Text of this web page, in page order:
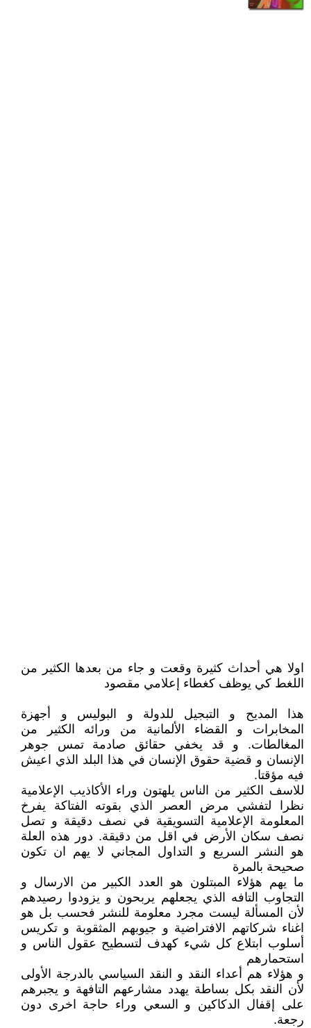
اولا هي أحداث كثيرة وقعت و جاء من بعدها الكثير من
اللغط كي يوظف كغطاء إعلامي مقصود
هذا المديح و التبجيل للدولة و البوليس و أجهزة
المخابرات و القضاء الألمانية من ورائه الكثير من
المغالطات. و قد يخفي حقائق صادمة تمس جوهر
الإنسان و قضية حقوق الإنسان في هذا البلد الذي اعيش
فيه مؤقتا.
للاسف الكثير من الناس يلهتون وراء الأكاذيب الإعلامية
نظرا لتفشي مرض العصر الذي بقوته الفتاكة يفرخ
المعلومة الإعلامية التسويقية في نصف دقيقة و تصل
نصف سكان الأرض في اقل من دقيقة. دور هذه العلة
هو النشر السريع و التداول المجاني لا يهم ان تكون
صحيحة بالمرة
ما يهم هؤلاء المبتلون هو العدد الكبير من الارسال و
التجاوب التافه الذي يجعلهم يربحون و يزودوا رصيدهم
لأن المسألة ليست مجرد معلومة للنشر فحسب بل هو
اغناء شركاتهم الافتراضية و جيوبهم المثقوبة و تكريس
أسلوب ابتلاع كل شيء كهدف لتسطيح عقول الناس و
استحمارهم
و هؤلاء هم أعداء النقد و النقد السياسي بالدرجة الأولى
لأن النقد بكل بساطة يهدد مشارعهم التافهة و يجبرهم
على إقفال الدكاكين و السعي وراء حاجة اخرى دون
رجعة.